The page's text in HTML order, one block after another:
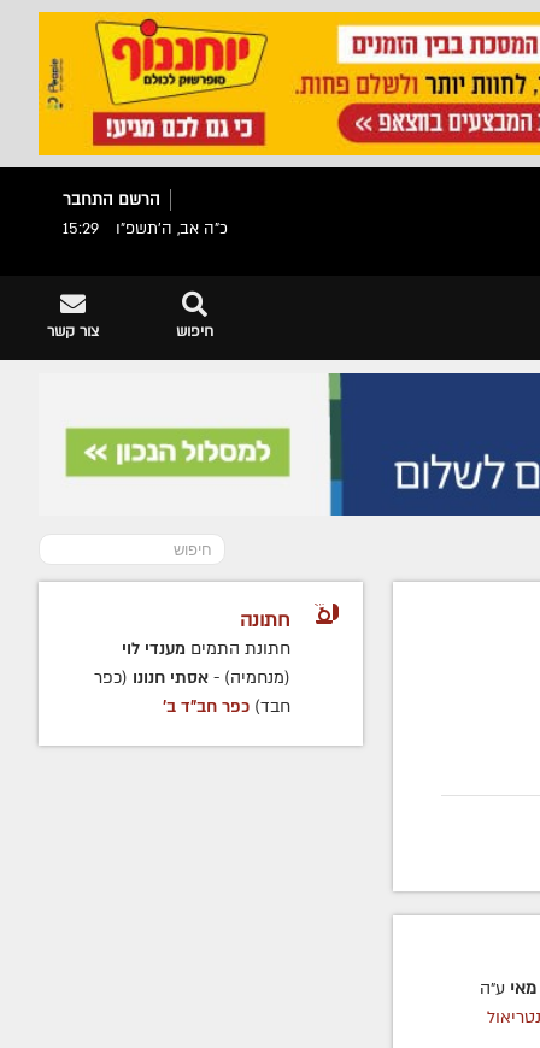
הרשם התחבר
כ"ה אב, ה׳תשפ״ו
15:29
צור קשר חיפוש
ע״ה
חתונה
חתונת התמים מענדי לוי
(מנחמיה) -אסתי חנונו (כפר
חבד)כפר חב"ד ב'